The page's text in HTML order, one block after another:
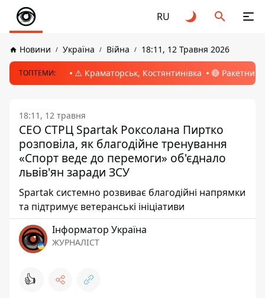
RU
Новини Україна Війна 18:11, 12 Травня 2026
ТОПТЕМИ: ⚠️ Краматорськ, Костянтинівка 🔴 Ракетний
18:11, 12 травня
СЕО СТРЦ Spartak Роксолана Пиртко
розповіла, як благодійне тренування
«Спорт веде до перемоги» об'єднало
львів'ян заради ЗСУ
Spartak системно розвиває благодійні напрямки
та підтримує ветеранські ініціативи
Інформатор Україна
ЖУРНАЛІСТ
👍